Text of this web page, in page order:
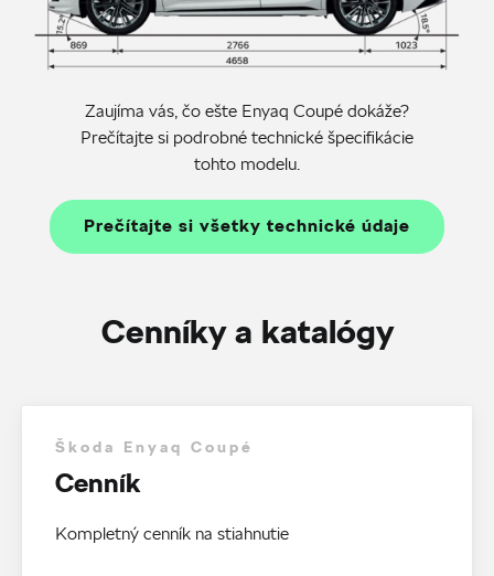
Zaujíma vás, čo ešte Enyaq Coupé dokáže?
Prečítajte si podrobné technické špecifikácie
tohto modelu.
Prečítajte si všetky technické údaje
Cenníky a katalógy
Škoda Enyaq Coupé
Cenník
Kompletný cenník na stiahnutie